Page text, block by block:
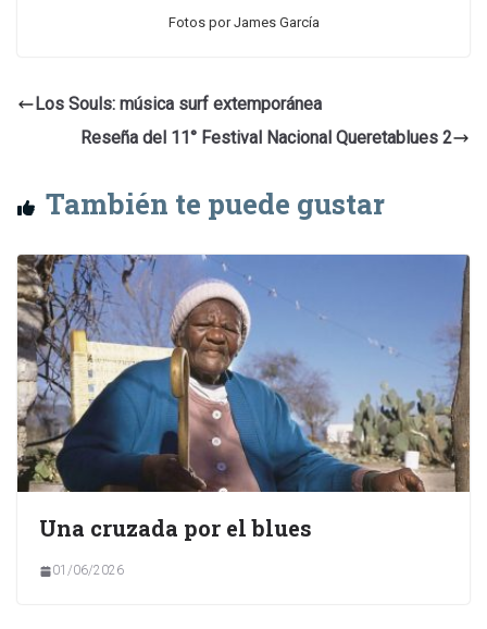
Fotos por James García
Los Souls: música surf extemporánea
Reseña del 11° Festival Nacional Queretablues 2
También te puede gustar
Una cruzada por el blues
01/06/2026